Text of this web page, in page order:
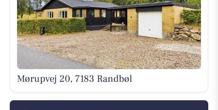
Mørupvej 20, 7183 Randbøl